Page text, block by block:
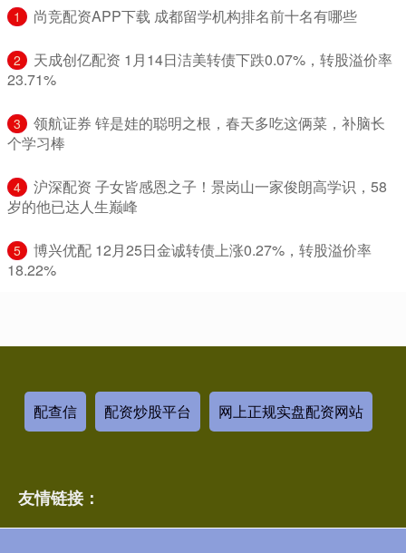
1 ​尚竞配资APP下载 成都留学机构排名前十名有哪些
2
​天成创亿配资 1月14日洁美转债下跌0.07%，转股溢价率
23.71%
3
​领航证券 锌是娃的聪明之根，春天多吃这俩菜，补脑长
个学习棒
4
​沪深配资 子女皆感恩之子！景岗山一家俊朗高学识，58
岁的他已达人生巅峰
5
​博兴优配 12月25日金诚转债上涨0.27%，转股溢价率
18.22%
配查信 配资炒股平台 网上正规实盘配资网站
友情链接：